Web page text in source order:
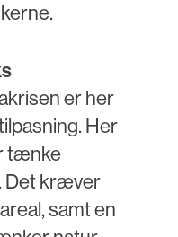
er her
Her
tænke
Det kræver
samt en